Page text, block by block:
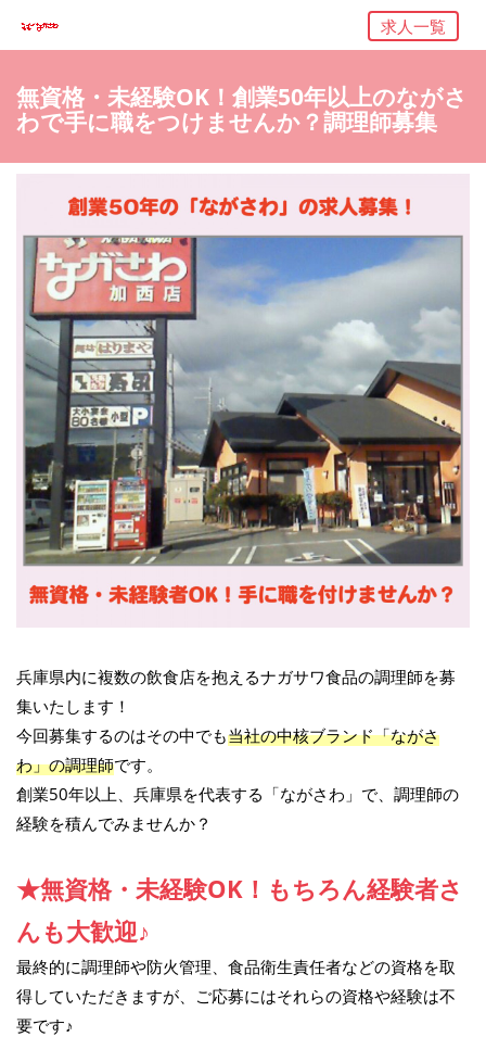
求人一覧
無資格・未経験OK！創業50年以上のながさ
わで手に職をつけませんか？調理師募集
兵庫県内に複数の飲食店を抱えるナガサワ食品の調理師を募
集いたします！
今回募集するのはその中でも当社の中核ブランド「ながさ
わ」の調理師です。
創業50年以上、兵庫県を代表する「ながさわ」で、調理師の
経験を積んでみませんか？
★無資格・未経験OK！もちろん経験者さ
んも大歓迎♪
最終的に調理師や防火管理、食品衛生責任者などの資格を取
得していただきますが、ご応募にはそれらの資格や経験は不
要です♪